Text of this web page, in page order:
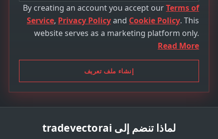
n
i
t
e
t
a
t
By creating an account you accept ourTerms of
Service, Privacy Policyand Cookie Policy. This
website serves as a marketing platform only.
Read More
إنشاء ملف تعريف
لماذا تنضم إلى tradevectorai